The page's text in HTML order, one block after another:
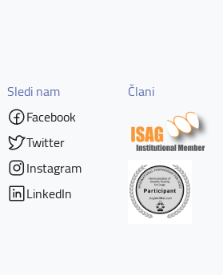
Sledi nam
Facebook
Twitter
Instagram
LinkedIn
Člani